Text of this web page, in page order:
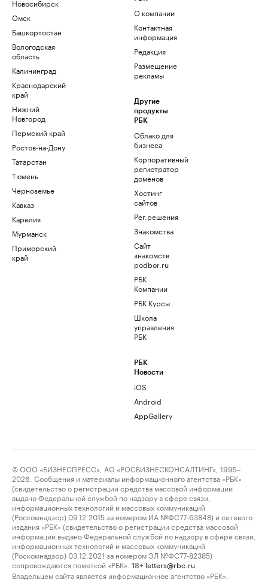
Новосибирск
Омск
Башкортостан
Вологодская
область
Калининград
Краснодарский
край
Нижний
Новгород
Пермский край
Ростов-на-Дону
Татарстан
Тюмень
Черноземье
Кавказ
Карелия
Мурманск
Приморский
край
О компании
Контактная
информация
Редакция
Размещение
рекламы
Другие
продукты
РБК
Облако для
бизнеса
Корпоративный
регистратор
доменов
Хостинг
сайтов
Рег.решения
Знакомства
Сайт
знакомств
podbor.ru
РБК
Компании
РБК Курсы
Школа
управления
РБК
РБК
Новости
iOS
Android
AppGallery
© ООО «БИЗНЕСПРЕСС», АО «РОСБИЗНЕСКОНСАЛТИНГ», 1995–
2026. Сообщения и материалы информационного агентства «РБК»
(свидетельство о регистрации средства массовой информации
выдано Федеральной службой по надзору в сфере связи,
информационных технологий и массовых коммуникаций
(Роскомнадзор) 09.12.2015 за номером ИА №ФС77-63848) и сетевого
издания «РБК» (свидетельство о регистрации средства массовой
информации выдано Федеральной службой по надзору в сфере связи,
информационных технологий и массовых коммуникаций
(Роскомнадзор) 03.12.2021 за номером ЭЛ №ФС77-82385)
сопровождаются пометкой «РБК».
18+ letters@rbc.ru
Владельцем сайта является информационное агентство «РБК».